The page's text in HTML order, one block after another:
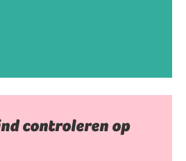
controleren op